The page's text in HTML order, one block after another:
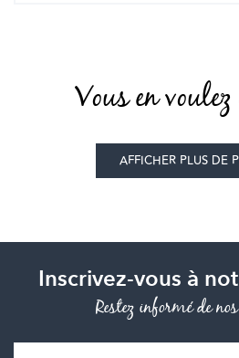
Vous en
AFFICHER PLUS DE
Inscrivez-vous à
Restez informé de